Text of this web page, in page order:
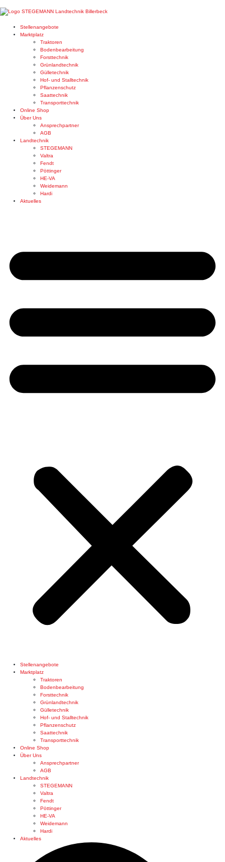
Stellenangebote
Marktplatz
Traktoren
Bodenbearbeitung
Forsttechnik
Grünlandtechnik
Gülletechnik
Hof- und Stalltechnik
Pflanzenschutz
Saattechnik
Transporttechnik
Online Shop
Über Uns
Ansprechpartner
AGB
Landtechnik
STEGEMANN
Valtra
Fendt
Pöttinger
HE-VA
Weidemann
Hardi
Aktuelles
Stellenangebote
Marktplatz
Traktoren
Bodenbearbeitung
Forsttechnik
Grünlandtechnik
Gülletechnik
Hof- und Stalltechnik
Pflanzenschutz
Saattechnik
Transporttechnik
Online Shop
Über Uns
Ansprechpartner
AGB
Landtechnik
STEGEMANN
Valtra
Fendt
Pöttinger
HE-VA
Weidemann
Hardi
Aktuelles